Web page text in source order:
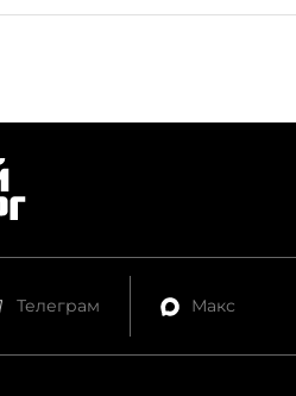
Телеграм Макс